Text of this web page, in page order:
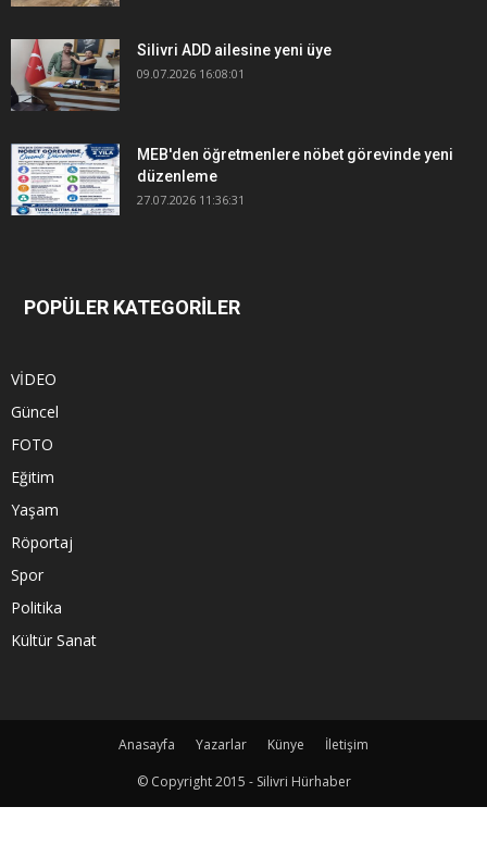
Silivri ADD ailesine yeni üye
09.07.2026 16:08:01
MEB'den öğretmenlere nöbet görevinde yeni
düzenleme
27.07.2026 11:36:31
POPÜLER KATEGORİLER
VİDEO
Güncel
FOTO
Eğitim
Yaşam
Röportaj
Spor
Politika
Kültür Sanat
Anasayfa Yazarlar Künye
İletişim
© Copyright 2015 - Silivri Hürhaber